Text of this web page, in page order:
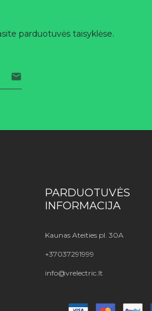
parduotuvės taisyklėse.

PARDUOTUVĖS
INFORMACIJA
Kaunas Ateities pl. 30A
+37037291999
info@vrelectric.lt